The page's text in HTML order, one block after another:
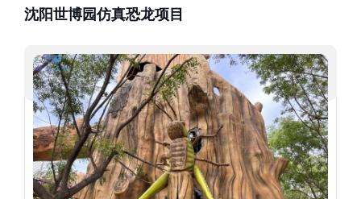
沈阳世博园仿真恐龙项目